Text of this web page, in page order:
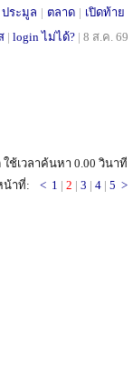
ประมูล | ตลาด | เปิดท้าย
| login ไม่ได้? | 8 ส.ค. 69
ช้เวลาค้นหา 0.00 วินาที
น้าที่:
< 1 | 2 | 3 | 4 | 5 >